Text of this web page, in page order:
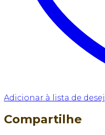
Adicionar à lista de
Compartilhe